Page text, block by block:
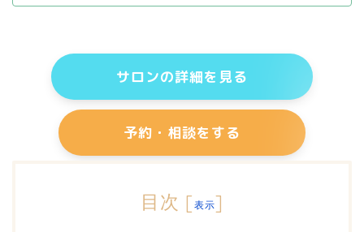
サロンの詳細を見る
予約・相談をする
目次 [ 表示]